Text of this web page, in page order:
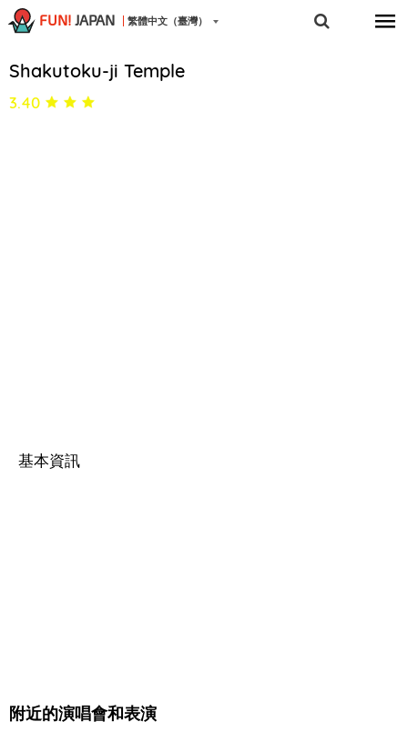
FUN! JAPAN 繁體中文（臺灣）
Shakutoku-ji Temple
3.40
基本資訊
附近的演唱會和表演